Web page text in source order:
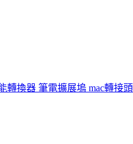
轉換器 筆電擴展塢 mac轉接頭